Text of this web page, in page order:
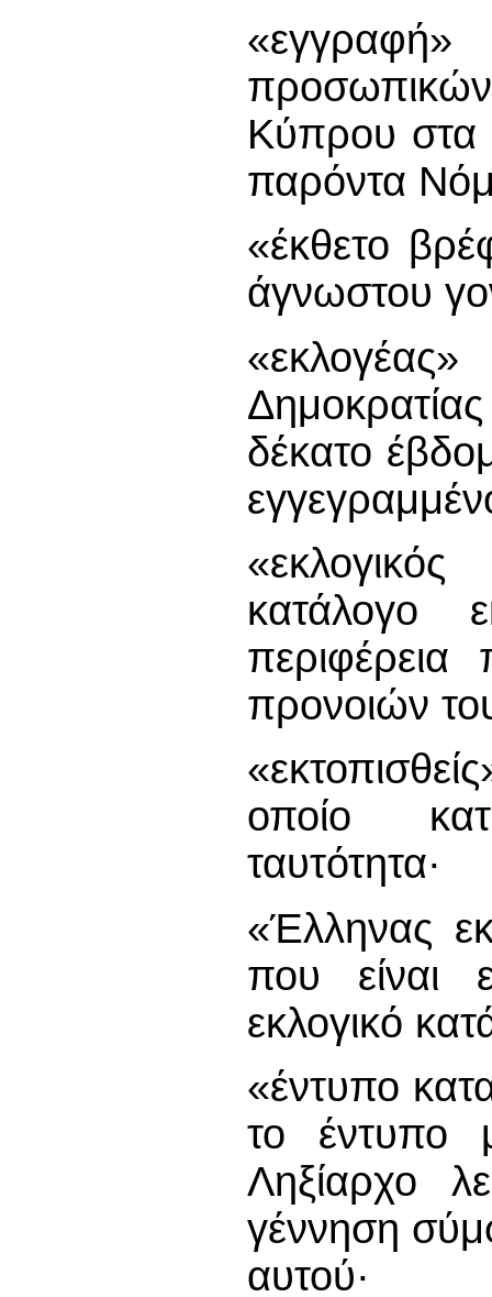
Κύπρου στα
παρόντα
«έκθετο
άγνωστου
δέκατο
κατάλογο
περιφέρεια
προνοιών
οποίο
ταυτότητα·
«Έλληνας
που είναι
εκλογικό
«έντυπο
το έντυπο
Ληξίαρχο
γέννηση
αυτού·